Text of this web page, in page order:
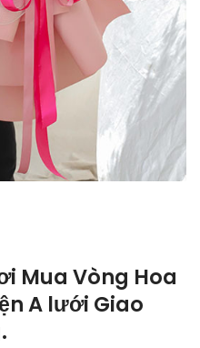
Mua Vòng Hoa
A lưới Giao